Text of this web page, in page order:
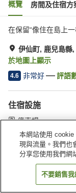
概覽 房間及住宿方
在保留“像住在島上
伊仙町, 鹿兒島縣
於地圖上顯示
4.6 非常好 評語
住宿設施
停車場
主頁 日本 鹿兒
本網站使用
現與流量。我們也
分享您使用我們網
不要銷售